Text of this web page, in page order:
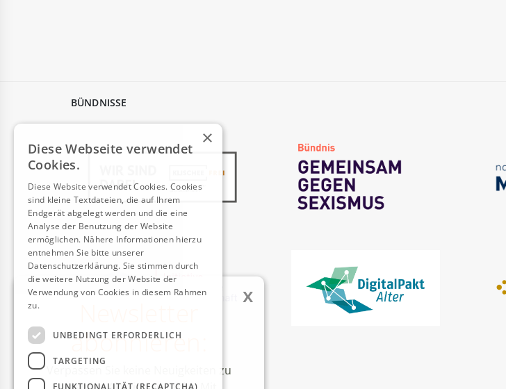
BÜNDNISSE
AUSZEICHNUNGEN
abonnieren:
Verpassen Sie keine Neuigkeiten zu
x
×
Diese Webseite verwendet
Cookies.
Diese Website verwendet Cookies. Cookies
sind kleine Textdateien, die auf Ihrem
Endgerät abgelegt werden und die eine
Analyse der Benutzung der Website
ermöglichen. Nähere Informationen hierzu
entnehmen Sie bitte unserer
Datenschutzerklärung. Sie stimmen durch
die weitere Nutzung der Website der
Verwendung von Cookies in diesem Rahmen
zu.
UNBEDINGT ERFORDERLICH
TARGETING
FUNKTIONALITÄT (RECAPTCHA)